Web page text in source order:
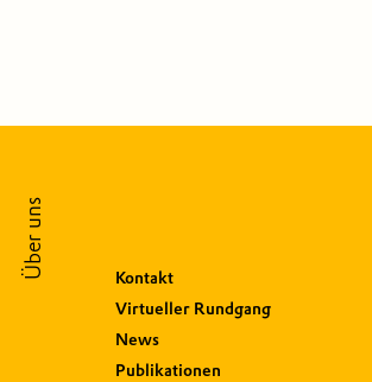
Über uns
Kontakt
Virtueller Rundgang
News
Publikationen